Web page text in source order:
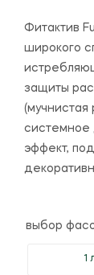
Фитактив
широкого
защиты
(мучнистая
системное
эффект,
выбор
1